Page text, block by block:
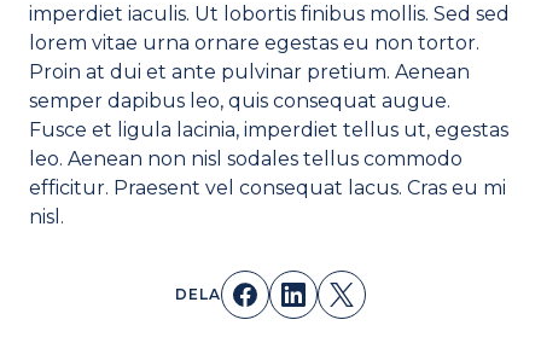
imperdiet iaculis. Ut lobortis finibus mollis. Sed sed
lorem vitae urna ornare egestas eu non tortor.
Proin at dui et ante pulvinar pretium. Aenean
semper dapibus leo, quis consequat augue.
Fusce et ligula lacinia, imperdiet tellus ut, egestas
leo. Aenean non nisl sodales tellus commodo
efficitur. Praesent vel consequat lacus. Cras eu mi
nisl.
DELA